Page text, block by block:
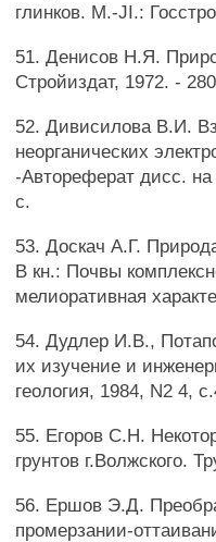
глинков. M.-JI.:
51. Денисов Н.Я.
Стройиздат, 1972. -
52. Дивисилова В.И.
неорганических
-Автореферат дисс.
с.
53. Доскач А.Г.
В кн.: Почвы
мелиоративная
54. Дудлер И.В.,
их изучение и
геология, 1984, N2 4,
55. Егоров С.Н.
грунтов г.Волжского.
56. Ершов Э.Д.
промерзании-